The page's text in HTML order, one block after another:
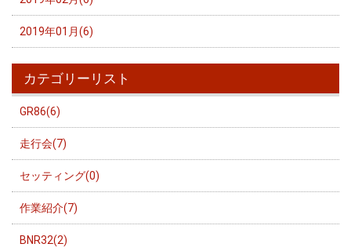
2019年01月(6)
カテゴリーリスト
GR86(6)
走行会(7)
セッティング(0)
作業紹介(7)
BNR32(2)